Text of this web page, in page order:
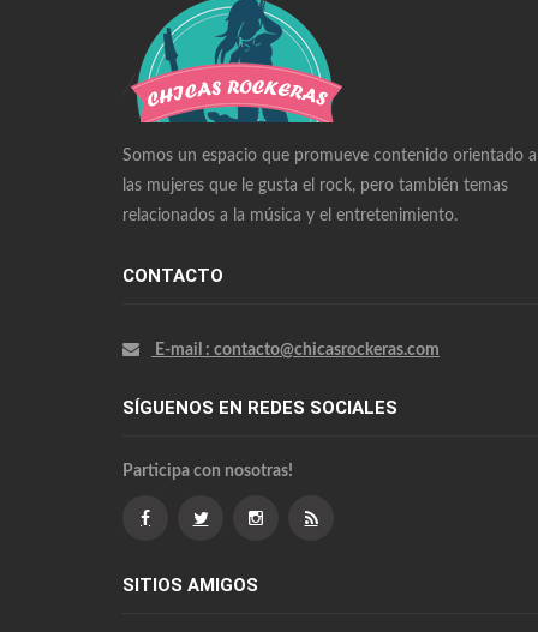
Somos un espacio que promueve contenido orientado a
las mujeres que le gusta el rock, pero también temas
relacionados a la música y el entretenimiento.
CONTACTO
E-mail : contacto@chicasrockeras.com
SÍGUENOS EN REDES SOCIALES
Participa con nosotras!
SITIOS AMIGOS
Swiss Replica Watches
Audemars Piguet Watches Replica
Rolex Watches Replica
Richard Mille Watches Replica
Omega Watches Replica